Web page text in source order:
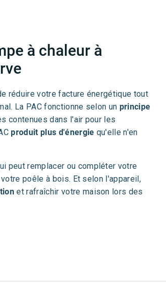
à chaleur à
réduire votre facture énergétique tout
La PAC fonctionne selon un principe
contenues dans l'air pour les
produit plus d'énergie qu'elle n'en
peut remplacer ou compléter votre
poêle à bois. Et selon l'appareil,
et rafraîchir votre maison lors des